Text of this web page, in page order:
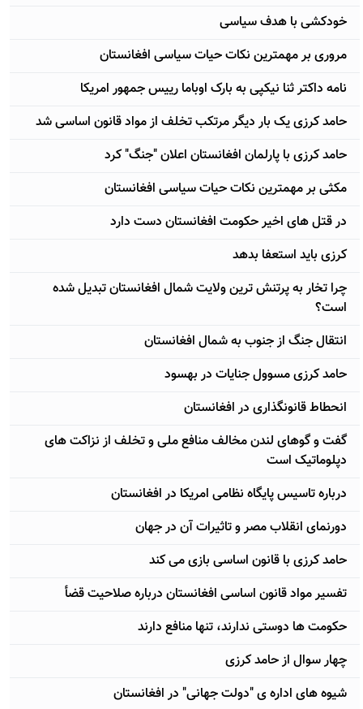
خودکشی با هدف سیاسی
مروری بر مهمترین نکات حیات سیاسی افغانستان
نامه داکتر ثنا نیکپی به بارک اوباما رییس جمهور امریکا
حامد کرزی یک بار دیگر مرتکب تخلف از مواد قانون اساسی شد
حامد کرزی با پارلمان افغانستان اعلان "جنگ" کرد
مکثی بر مهمترین نکات حیات سیاسی افغانستان
در قتل های اخیر حکومت افغانستان دست دارد
کرزی باید استعفا بدهد
چرا تخار به پرتنش ترین ولایت شمال افغانستان تبدیل شده
است؟
انتقال جنگ از جنوب به شمال افغانستان
حامد کرزی مسوول جنایات در بهسود
انحطاط قانونگذاری در افغانستان
گفت و گوهای لندن مخالف منافع ملی و تخلف از نزاکت های
دپلوماتیک است
درباره تاسیس پایگاه نظامی امریکا در افغانستان
دورنمای انقلاب مصر و تاثیرات آن در جهان
حامد کرزی با قانون اساسی بازی می کند
تفسیر مواد قانون اساسی افغانستان درباره صلاحیت قضأ
حکومت ها دوستی ندارند، تنها منافع دارند
چهار سوال از حامد کرزی
شیوه های اداره ی "دولت جهانی" در افغانستان